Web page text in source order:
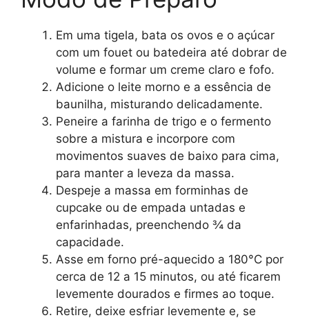
Em uma tigela, bata os ovos e o açúcar
com um fouet ou batedeira até dobrar de
volume e formar um creme claro e fofo.
Adicione o leite morno e a essência de
baunilha, misturando delicadamente.
Peneire a farinha de trigo e o fermento
sobre a mistura e incorpore com
movimentos suaves de baixo para cima,
para manter a leveza da massa.
Despeje a massa em forminhas de
cupcake ou de empada untadas e
enfarinhadas, preenchendo ¾ da
capacidade.
Asse em forno pré-aquecido a 180°C por
cerca de 12 a 15 minutos, ou até ficarem
levemente dourados e firmes ao toque.
Retire, deixe esfriar levemente e, se